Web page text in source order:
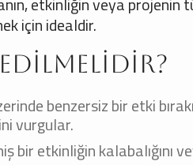
için idealdir.
benzersiz bir etki
vurgular.
bir etkinliğin kalabalığını